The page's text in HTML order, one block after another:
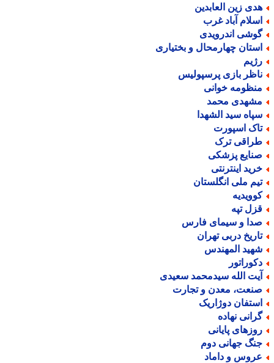
زین العابدین
آباد غرب
اندرویدی
چهارمحال و بختیاری
بازی پرسپولیس
خوانی
محمد
سید الشهدا
اسپورت
ترک
پزشکی
اینترنتی
ملی انگلستان
تپه
و سیمای فارس
دربی تهران
المهندس
الله سیدمحمد سعیدی
معدن و تجارت
دوژاریک
نهاده
پایانی
جهانی دوم
و داماد